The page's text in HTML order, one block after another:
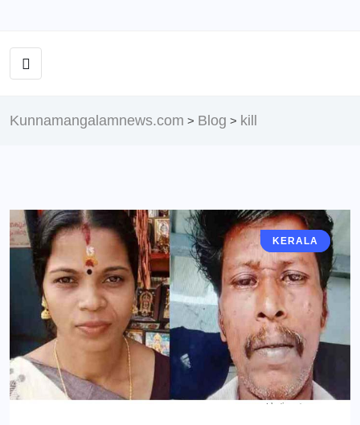
Kunnamangalamnews.com > Blog > kill
KERALA
KERALA